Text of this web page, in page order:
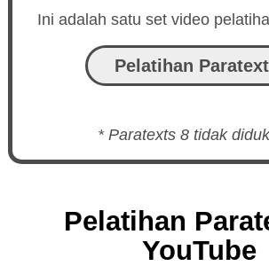
Ini adalah satu set video
Pelatihan
* Paratexts 8 tidak
Pelatihan
YouTube